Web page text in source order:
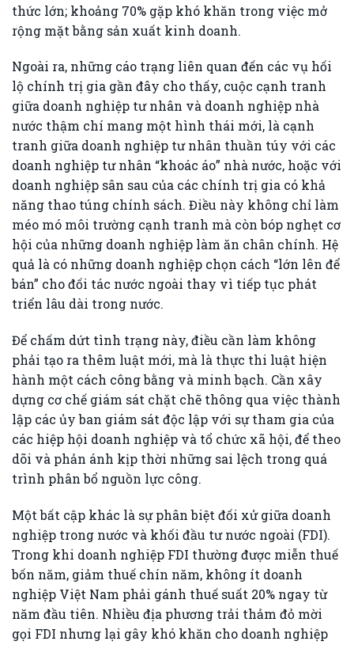
thức lớn; khoảng 70% gặp khó khăn trong việc mở
rộng mặt bằng sản xuất kinh doanh.
Ngoài ra, những cáo trạng liên quan đến các vụ hối
lộ chính trị gia gần đây cho thấy, cuộc cạnh tranh
giữa doanh nghiệp tư nhân và doanh nghiệp nhà
nước thậm chí mang một hình thái mới, là cạnh
tranh giữa doanh nghiệp tư nhân thuần túy với các
doanh nghiệp tư nhân “khoác áo” nhà nước, hoặc với
doanh nghiệp sân sau của các chính trị gia có khả
năng thao túng chính sách. Điều này không chỉ làm
méo mó môi trường cạnh tranh mà còn bóp nghẹt cơ
hội của những doanh nghiệp làm ăn chân chính. Hệ
quả là có những doanh nghiệp chọn cách “lớn lên để
bán” cho đối tác nước ngoài thay vì tiếp tục phát
triển lâu dài trong nước.
Để chấm dứt tình trạng này, điều cần làm không
phải tạo ra thêm luật mới, mà là thực thi luật hiện
hành một cách công bằng và minh bạch. Cần xây
dựng cơ chế giám sát chặt chẽ thông qua việc thành
lập các ủy ban giám sát độc lập với sự tham gia của
các hiệp hội doanh nghiệp và tổ chức xã hội, để theo
dõi và phản ánh kịp thời những sai lệch trong quá
trình phân bổ nguồn lực công.
Một bất cập khác là sự phân biệt đối xử giữa doanh
nghiệp trong nước và khối đầu tư nước ngoài (FDI).
Trong khi doanh nghiệp FDI thường được miễn thuế
bốn năm, giảm thuế chín năm, không ít doanh
nghiệp Việt Nam phải gánh thuế suất 20% ngay từ
năm đầu tiên. Nhiều địa phương trải thảm đỏ mời
gọi FDI nhưng lại gây khó khăn cho doanh nghiệp